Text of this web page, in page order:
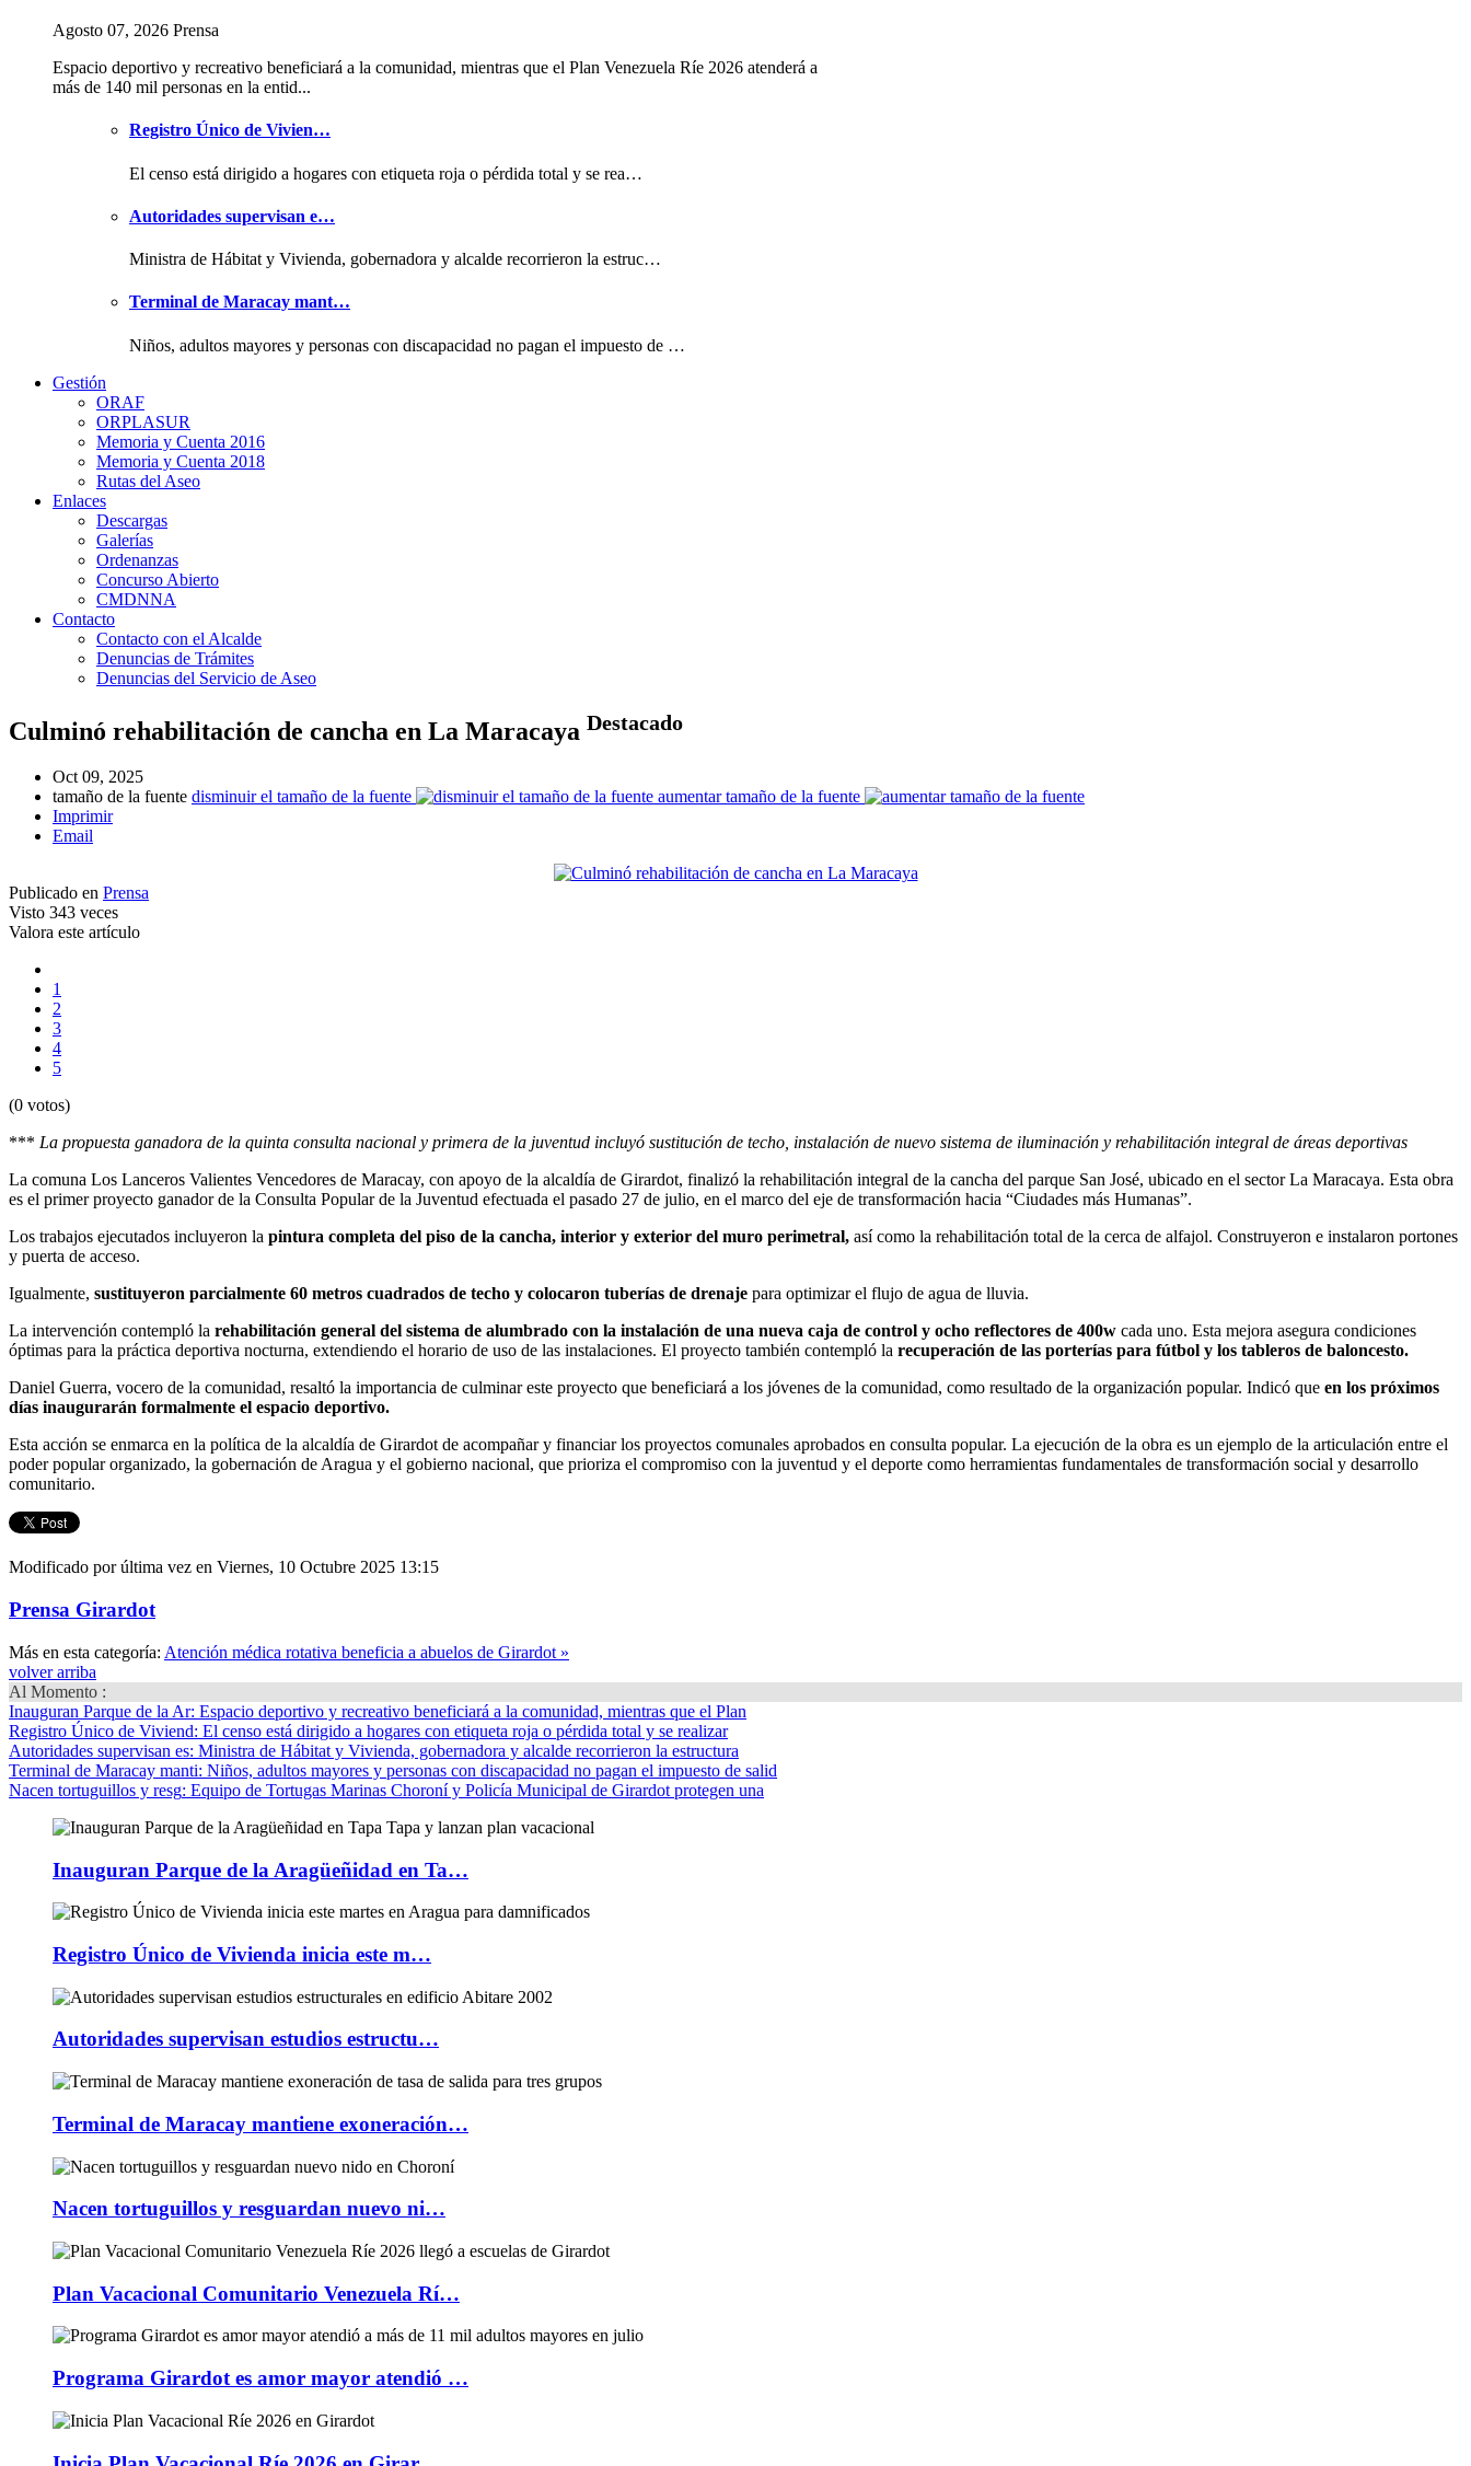
Agosto 07, 2026 Prensa
Espacio deportivo y recreativo beneficiará a la comunidad, mientras que el Plan Venezuela Ríe 2026 atenderá a
más de 140 mil personas en la entid...
Registro Único de Vivien…
El censo está dirigido a hogares con etiqueta roja o pérdida total y se rea…
Autoridades supervisan e…
Ministra de Hábitat y Vivienda, gobernadora y alcalde recorrieron la estruc…
Terminal de Maracay mant…
Niños, adultos mayores y personas con discapacidad no pagan el impuesto de …
Gestión
ORAF
ORPLASUR
Memoria y Cuenta 2016
Memoria y Cuenta 2018
Rutas del Aseo
Enlaces
Descargas
Galerías
Ordenanzas
Concurso Abierto
CMDNNA
Contacto
Contacto con el Alcalde
Denuncias de Trámites
Denuncias del Servicio de Aseo
Culminó rehabilitación de cancha en La Maracaya Destacado
Oct 09, 2025
tamaño de la fuente disminuir el tamaño de la fuente
aumentar tamaño de la fuente
Imprimir
Email
Publicado en Prensa
Visto 343 veces
Valora este artículo
1
2
3
4
5
(0 votos)
*** La propuesta ganadora de la quinta consulta nacional y primera de la juventud incluyó sustitución de techo, instalación de nuevo sistema de iluminación y rehabilitación integral de áreas deportivas
La comuna Los Lanceros Valientes Vencedores de Maracay, con apoyo de la alcaldía de Girardot, finalizó la rehabilitación integral de la cancha del parque San José, ubicado en el sector La Maracaya. Esta obra
es el primer proyecto ganador de la Consulta Popular de la Juventud efectuada el pasado 27 de julio, en el marco del eje de transformación hacia “Ciudades más Humanas”.
Los trabajos ejecutados incluyeron la pintura completa del piso de la cancha, interior y exterior del muro perimetral, así como la rehabilitación total de la cerca de alfajol. Construyeron e instalaron portones
y puerta de acceso.
Igualmente, sustituyeron parcialmente 60 metros cuadrados de techo y colocaron tuberías de drenaje para optimizar el flujo de agua de lluvia.
La intervención contempló la rehabilitación general del sistema de alumbrado con la instalación de una nueva caja de control y ocho reflectores de 400w cada uno. Esta mejora asegura condiciones
óptimas para la práctica deportiva nocturna, extendiendo el horario de uso de las instalaciones. El proyecto también contempló la recuperación de las porterías para fútbol y los tableros de baloncesto.
Daniel Guerra, vocero de la comunidad, resaltó la importancia de culminar este proyecto que beneficiará a los jóvenes de la comunidad, como resultado de la organización popular. Indicó que en los próximos
días inaugurarán formalmente el espacio deportivo.
Esta acción se enmarca en la política de la alcaldía de Girardot de acompañar y financiar los proyectos comunales aprobados en consulta popular. La ejecución de la obra es un ejemplo de la articulación entre el
poder popular organizado, la gobernación de Aragua y el gobierno nacional, que prioriza el compromiso con la juventud y el deporte como herramientas fundamentales de transformación social y desarrollo
comunitario.
Modificado por última vez en Viernes, 10 Octubre 2025 13:15
Prensa Girardot
Más en esta categoría: Atención médica rotativa beneficia a abuelos de Girardot »
volver arriba
Al Momento :
Inauguran Parque de la Ar: Espacio deportivo y recreativo beneficiará a la comunidad, mientras que el Plan
Registro Único de Viviend: El censo está dirigido a hogares con etiqueta roja o pérdida total y se realizar
Autoridades supervisan es: Ministra de Hábitat y Vivienda, gobernadora y alcalde recorrieron la estructura
Terminal de Maracay manti: Niños, adultos mayores y personas con discapacidad no pagan el impuesto de salid
Nacen tortuguillos y resg: Equipo de Tortugas Marinas Choroní y Policía Municipal de Girardot protegen una
Inauguran Parque de la Aragüeñidad en Ta…
Registro Único de Vivienda inicia este m…
Autoridades supervisan estudios estructu…
Terminal de Maracay mantiene exoneración…
Nacen tortuguillos y resguardan nuevo ni…
Plan Vacacional Comunitario Venezuela Rí…
Programa Girardot es amor mayor atendió …